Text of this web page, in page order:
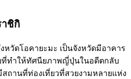
ชิกิ
หวัดโอคายะมะ เป็นจังหวัดมีอาคาร
ที่ทำให้ทัศนียภาพญี่ปุ่นในอดีตกลับ
ถานที่ท่องเที่ยวที่สวยงามหลายแห่ง